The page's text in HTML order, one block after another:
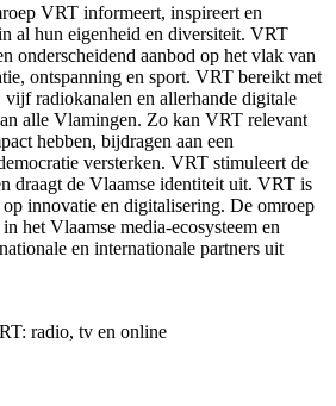
VRT informeert, inspireert en
al hun eigenheid en diversiteit. VRT
onderscheidend aanbod op het vlak van
ontspanning en sport. VRT bereikt met
radiokanalen en allerhande digitale
alle Vlamingen. Zo kan VRT relevant
hebben, bijdragen aan een
versterken. VRT stimuleert de
draagt de Vlaamse identiteit uit. VRT is
innovatie en digitalisering. De omroep
het Vlaamse media-ecosysteem en
en internationale partners uit
radio, tv en online